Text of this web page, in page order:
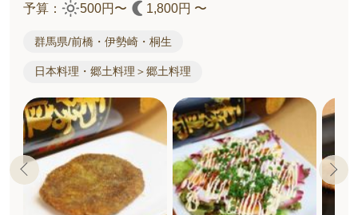
予算：
500円〜 1,800円 〜
群馬県/前橋・伊勢崎・桐生
日本料理・郷土料理＞郷土料理